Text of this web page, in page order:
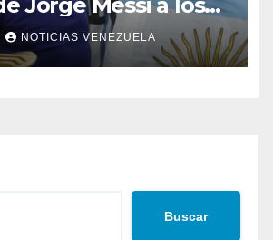
Jorge Messi a los
NOTICIAS VENEZUELA
Buscar